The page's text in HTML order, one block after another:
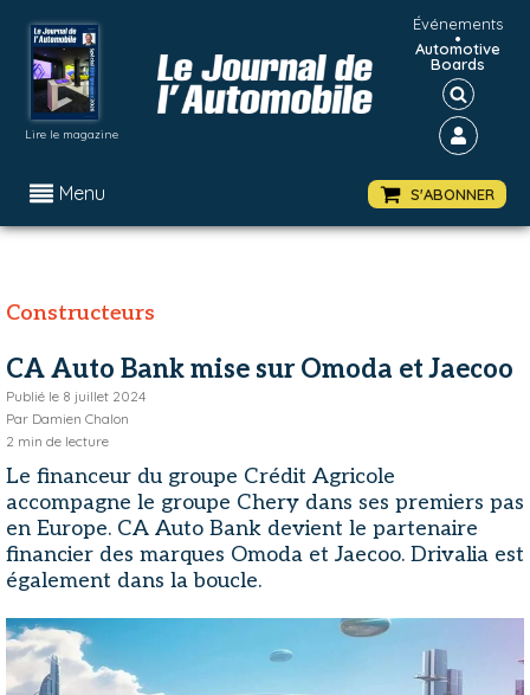
Lire le magazine
Événements
•
Automotive
Boards
Menu S'ABONNER
Constructeurs
CA Auto Bank mise sur Omoda et Jaecoo
Publié le 8 juillet 2024
Par Damien Chalon
2 min de lecture
Le financeur du groupe Crédit Agricole
accompagne le groupe Chery dans ses premiers pas
en Europe. CA Auto Bank devient le partenaire
financier des marques Omoda et Jaecoo. Drivalia est
également dans la boucle.